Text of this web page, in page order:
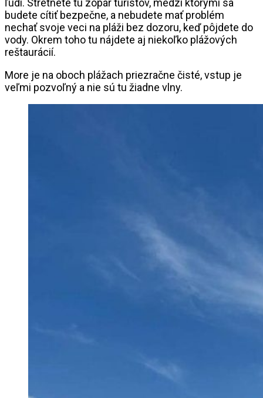
budete cítiť bezpečne, a nebudete mať problém
nechať svoje veci na pláži bez dozoru, keď pôjdete do
vody. Okrem toho tu nájdete aj niekoľko plážových
reštaurácií.
More je na oboch plážach priezračne čisté, vstup je
veľmi pozvoľný a nie sú tu žiadne vlny.